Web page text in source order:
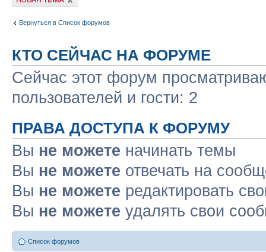
Вернуться в Список форумов
КТО СЕЙЧАС НА ФОРУМЕ
Сейчас этот форум
пользователей и гости: 2
ПРАВА ДОСТУПА К ФОРУМУ
Вы не можете начинать темы
Вы не можете отвечать на
Вы не можете редактировать
Вы не можете удалять свои
Список форумов